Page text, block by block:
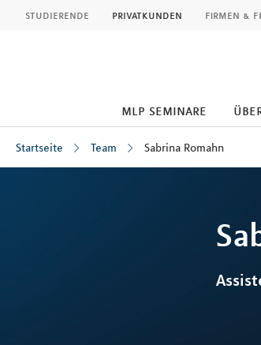
studierende privatkunden firmen &
mlp seminare
Startseite Team Sabrina Romahn